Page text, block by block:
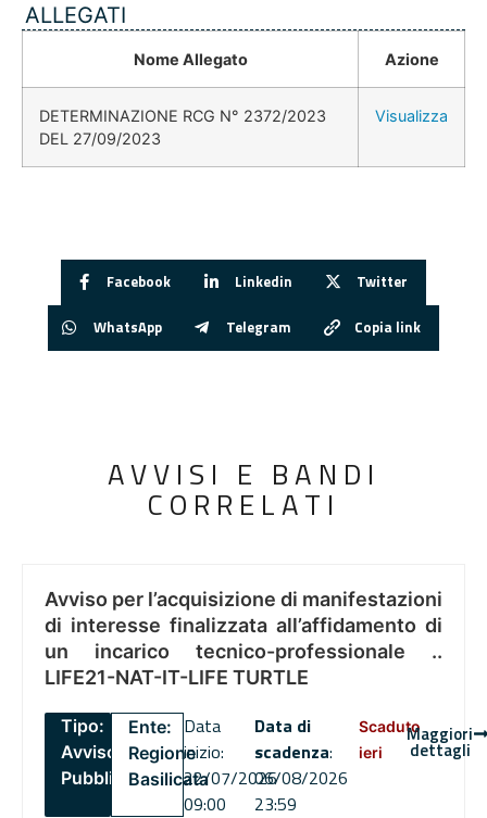
ALLEGATI
Nome Allegato Azione
DETERMINAZIONE RCG N° 2372/2023
DEL 27/09/2023
Visualizza
Facebook Linkedin Twitter
WhatsApp Telegram Copia link
AVVISI E BANDI
CORRELATI
Avviso per l’acquisizione di manifestazioni
di interesse finalizzata all’affidamento di
un incarico tecnico-professionale ..
LIFE21-NAT-IT-LIFE TURTLE
Tipo:
Avviso
Pubblico
Ente:
Regione
Basilicata
Data
inizio:
22/07/2026
09:00
Data di
scadenza:
06/08/2026
23:59
Scaduto
ieri
Maggiori
dettagli